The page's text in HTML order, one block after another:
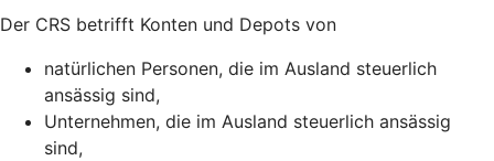
Der CRS betrifft Konten und Depots von
natürlichen Personen, die im Ausland steuerlich
ansässig sind,
Unternehmen, die im Ausland steuerlich ansässig
sind,